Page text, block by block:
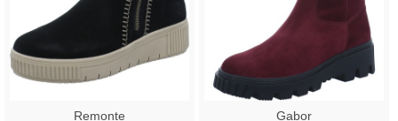
Remonte Gabor